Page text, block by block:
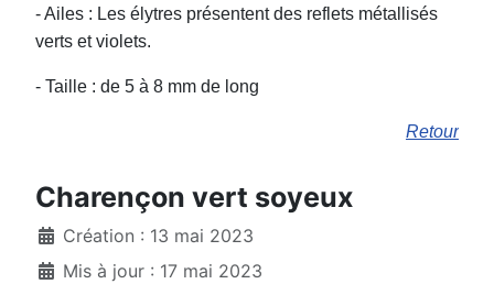
- Ailes : Les élytres présentent des reflets métallisés
verts et violets.
- Taille : de 5 à 8 mm de long
Retour
Charençon vert soyeux
Création : 13 mai 2023
Mis à jour : 17 mai 2023